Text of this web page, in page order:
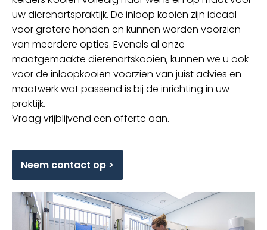
uw dierenartspraktijk. De inloop kooien zijn ideaal
voor grotere honden en kunnen worden voorzien
van meerdere opties. Evenals al onze
maatgemaakte dierenartskooien, kunnen we u ook
voor de inloopkooien voorzien van juist advies en
maatwerk wat passend is bij de inrichting in uw
praktijk.
Vraag vrijblijvend een offerte aan.
Neem contact op >